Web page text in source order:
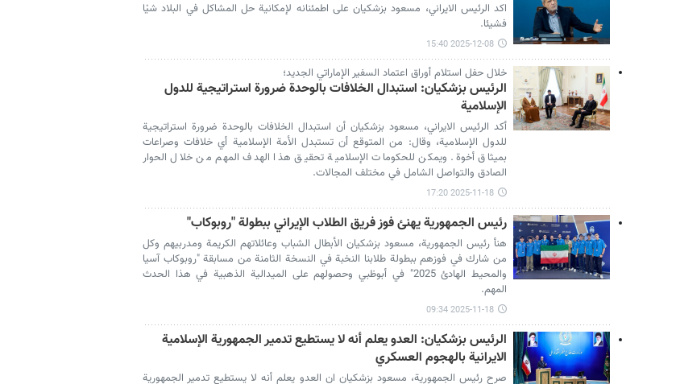
اكد الرئيس الايراني، مسعود بزشكيان على اطمئنانه لإمكانية حل المشاكل في البلاد شيْا
فشيئا.
2025-12-08 15:40
خلال حفل استلام أوراق اعتماد السفير الإماراتي الجديد؛
الرئيس بزشكيان: استبدال الخلافات بالوحدة ضرورة استراتيجية للدول
الإسلامية
أكد الرئيس الايراني، مسعود بزشكيان أن استبدال الخلافات بالوحدة ضرورة استراتيجية
للدول الإسلامية، وقال: من المتوقع أن تستبدل الأمة الإسلامية أي خلافات وصراعات
بميثاق أخوة. ويمكن للحكومات الإسلامية تحقيق هذا الهدف المهم من خلال الحوار
الصادق والتواصل الشامل في مختلف المجالات.
2025-11-18 17:20
رئيس الجمهورية يهنئ فوز فريق الطلاب الإيراني ببطولة "روبوكاب"
هنأ رئيس الجمهورية، مسعود بزشكيان الأبطال الشباب وعائلاتهم الكريمة ومدربيهم وكل
من شارك في فوزهم ببطولة طلابنا النخبة في النسخة الثامنة من مسابقة "روبوكاب آسيا
والمحيط الهادئ 2025" في أبوظبي وحصولهم على الميدالية الذهبية في هذا الحدث
المهم.
2025-11-18 09:34
الرئيس بزشكيان: العدو يعلم أنه لا يستطيع تدمير الجمهورية الإسلامية
الايرانية بالهجوم العسكري
صرح رئيس الجمهورية، مسعود بزشكيان ان العدو يعلم أنه لا يستطيع تدمير الجمهورية